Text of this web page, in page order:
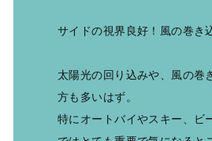
サイドの視界良好！風の巻き
太陽光の回り込みや、風の巻
方も多いはず。
特にオートバイやスキー、ビ